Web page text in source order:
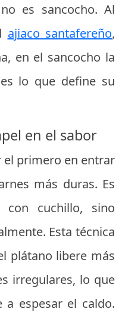
es sancocho. Al
ajiaco santafereño,
en el sancocho la
lo que define su
en el sabor
el primero en entrar
más duras. Es
con cuchillo, sino
Esta técnica
plátano libere más
irregulares, lo que
a espesar el caldo.